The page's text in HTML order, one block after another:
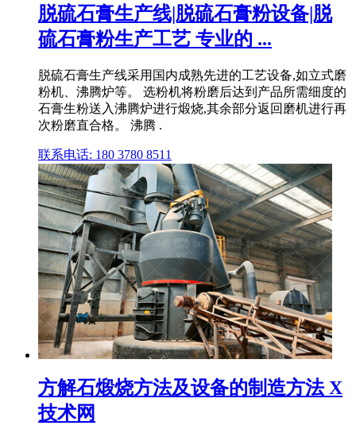
脱硫石膏生产线|脱硫石膏粉设备|脱
硫石膏粉生产工艺 专业的 ...
脱硫石膏生产线采用国内成熟先进的工艺设备,如立式磨
粉机、沸腾炉等。 选粉机将粉磨后达到产品所需细度的
石膏生粉送入沸腾炉进行煅烧,其余部分返回磨机进行再
次粉磨直合格。 沸腾 .
联系电话: 180 3780 8511
方解石煅烧方法及设备的制造方法 X
技术网